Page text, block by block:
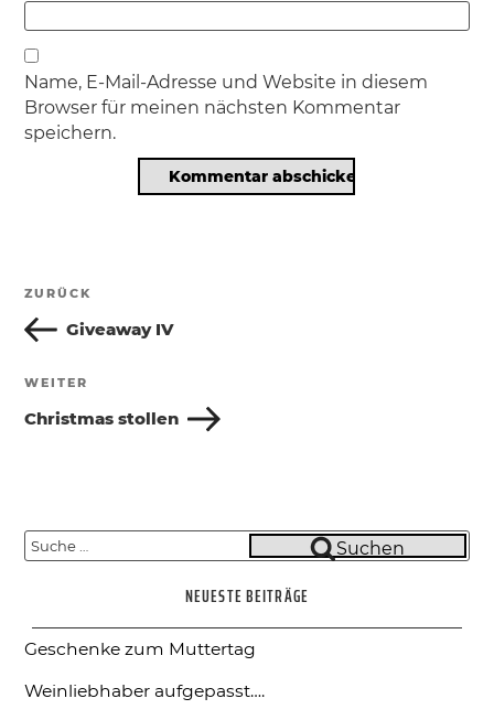
Name, E-Mail-Adresse und Website in diesem
Browser für meinen nächsten Kommentar
speichern.
Beitragsnavigation
Vorheriger
Beitrag
ZURÜCK
Giveaway IV
Nächster
Beitrag
WEITER
Christmas stollen
Suche
Suchen
NEUESTE BEITRÄGE
Geschenke zum Muttertag
Weinliebhaber aufgepasst….